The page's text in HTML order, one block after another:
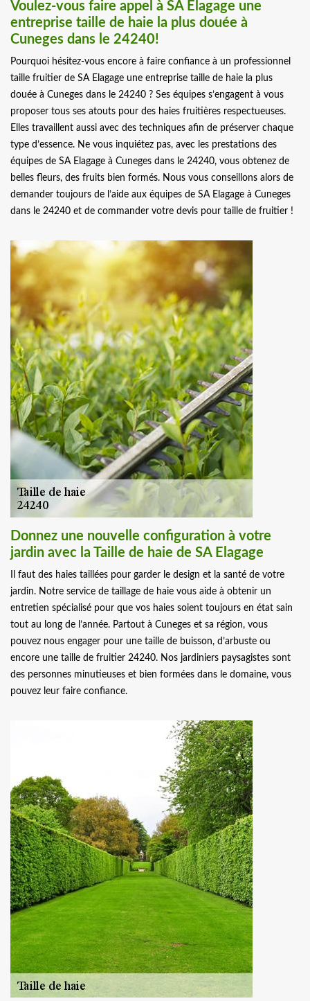
Voulez-vous faire appel à SA Elagage une
entreprise taille de haie la plus douée à
Cuneges dans le 24240!
Pourquoi hésitez-vous encore à faire confiance à un professionnel
taille fruitier de SA Elagage une entreprise taille de haie la plus
douée à Cuneges dans le 24240 ? Ses équipes s’engagent à vous
proposer tous ses atouts pour des haies fruitières respectueuses.
Elles travaillent aussi avec des techniques afin de préserver chaque
type d’essence. Ne vous inquiétez pas, avec les prestations des
équipes de SA Elagage à Cuneges dans le 24240, vous obtenez de
belles fleurs, des fruits bien formés. Nous vous conseillons alors de
demander toujours de l’aide aux équipes de SA Elagage à Cuneges
dans le 24240 et de commander votre devis pour taille de fruitier !
Donnez une nouvelle configuration à votre
jardin avec la Taille de haie de SA Elagage
Il faut des haies taillées pour garder le design et la santé de votre
jardin. Notre service de taillage de haie vous aide à obtenir un
entretien spécialisé pour que vos haies soient toujours en état sain
tout au long de l’année. Partout à Cuneges et sa région, vous
pouvez nous engager pour une taille de buisson, d’arbuste ou
encore une taille de fruitier 24240. Nos jardiniers paysagistes sont
des personnes minutieuses et bien formées dans le domaine, vous
pouvez leur faire confiance.